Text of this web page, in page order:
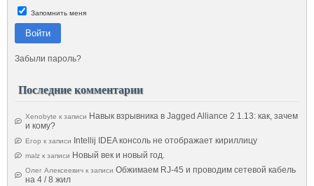
Запомнить меня
Войти
Забыли пароль?
Последние комментарии
Xenobyte к записи Навык взрывника в Jagged Alliance 2 1.13: как, зачем
и кому?
Егор к записи Intellij IDEA консоль не отображает кириллицу
malz к записи Новый век и новый год.
Олег Алексеевич к записи Обжимаем RJ-45 и проводим сетевой кабель
на 4 / 8 жил